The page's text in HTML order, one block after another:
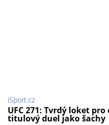
iSport.cz
UFC 271: Tvrdý loket
titulový duel jako šachy